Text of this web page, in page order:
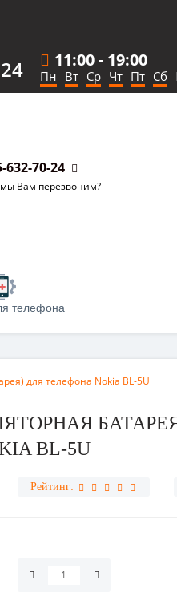
11:00- 19:00
Пн Вт Ср Чт Пт Сб
632-70-24
Вам перезвоним?
телефона
для телефона Nokia BL-5U
BL-5U
Рейтинг: